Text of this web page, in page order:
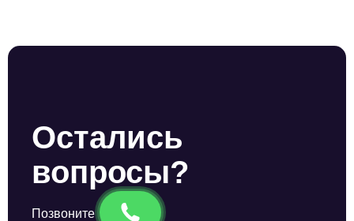
Остались
вопросы?
Позвоните